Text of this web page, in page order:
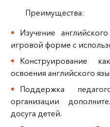
Преимущества:
Изучение
игровой форме с
Конструирование
освоения английского
Поддержка
организации
досуга детей.